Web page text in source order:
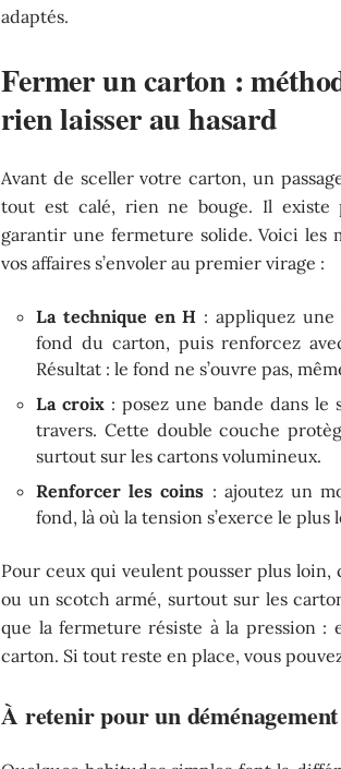
adaptés.
Fermer un carton :
rien laisser au hasard
Avant de sceller votre carton, un
tout est calé, rien ne bouge. Il existe
garantir une fermeture solide. Voici les
vos affaires s’envoler au premier virage :
La technique en H : appliquez
fond du carton, puis renforcez
Résultat : le fond ne s’ouvre pas,
La croix : posez une bande dans
travers. Cette double couche
surtout sur les cartons volumineux.
Renforcer les coins : ajoutez un
fond, là où la tension s’exerce le
Pour ceux qui veulent pousser plus
ou un scotch armé, surtout sur les
que la fermeture résiste à la pression :
carton. Si tout reste en place, vous
À retenir pour un